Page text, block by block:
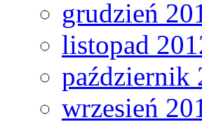
grudzień
listopad
październik
wrzesień